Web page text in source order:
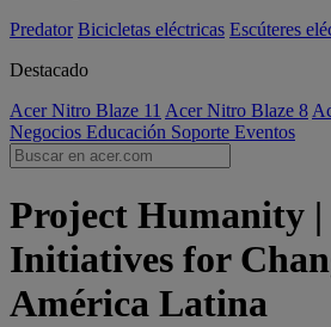
Predator Bicicletas eléctricas Escúteres
Destacado
Acer Nitro Blaze 11 Acer Nitro Blaze 8
Negocios Educación Soporte Eventos
Project Humanity
Initiatives for
América Latina